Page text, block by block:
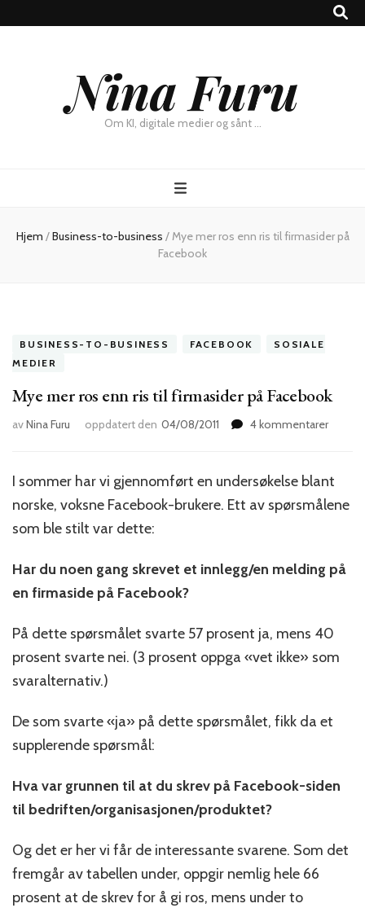
Nina Furu
Om KI, digitale medier og sånt …
Hjem /Business-to-business /Mye mer ros enn ris til firmasider på
Facebook
BUSINESS-TO-BUSINESS FACEBOOK
SOSIALE
MEDIER
Mye mer ros enn ris til firmasider på Facebook
avNina Furu oppdatert den 04/08/2011 4 kommentarertil
ros
ris
I sommer har vi gjennomført en undersøkelse blant
norske, voksne Facebook-brukere. Ett av spørsmålene
som ble stilt var dette:
Har du noen gang skrevet et innlegg/en melding på
en firmaside på Facebook?
På dette spørsmålet svarte 57 prosent ja, mens 40
prosent svarte nei. (3 prosent oppga «vet ikke» som
svaralternativ.)
De som svarte «ja» på dette spørsmålet, fikk da et
supplerende spørsmål:
Hva var grunnen til at du skrev på Facebook-siden
til bedriften/organisasjonen/produktet?
Og det er her vi får de interessante svarene. Som det
fremgår av tabellen under, oppgir nemlig hele 66
prosent at de skrev for å gi ros, mens under to